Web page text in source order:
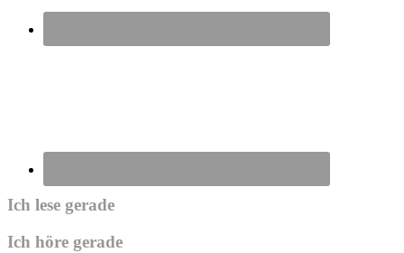
Ich lese gerade
Ich höre gerade